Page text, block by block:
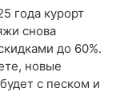
года курорт
снова
до 60%.
новые
с песком и